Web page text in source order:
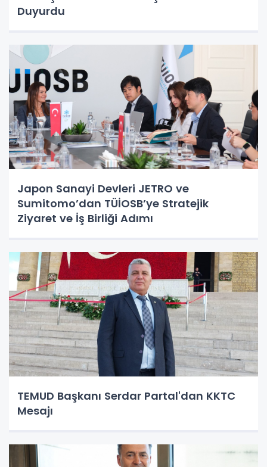
Duyurdu
Japon Sanayi Devleri JETRO ve
Sumitomo’dan TÜİOSB’ye Stratejik
Ziyaret ve İş Birliği Adımı
TEMUD Başkanı Serdar Partal'dan KKTC
Mesajı